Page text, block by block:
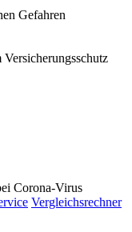
Gefahren
Corona-Virus
Vergleichsrechner